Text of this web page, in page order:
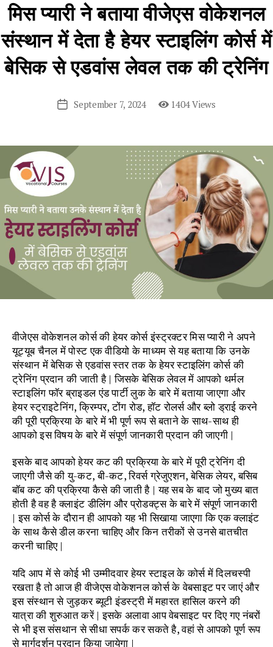
मिस प्यारी ने बताया वीजेएस वोकेशनल
संस्थान में देता है हेयर स्टाइलिंग कोर्स में
बेसिक से एडवांस लेवल तक की ट्रेनिंग
PostSeptember 7, 2024 1404 Views
वीजेएस वोकेशनल कोर्स की हेयर कोर्स इंस्ट्रक्टर मिस प्यारी ने अपने
यूट्यूब चैनल में पोस्ट एक वीडियो के माध्यम से यह बताया कि उनके
संस्थान में बेसिक से एडवांस स्तर तक के हेयर स्टाइलिंग कोर्स की
ट्रेनिंग प्रदान की जाती है | जिसके बेसिक लेवल में आपको थर्मल
स्टाइलिंग फॉर ब्राइडल एंड पार्टी लुक के बारे में बताया जाएगा और
हेयर स्ट्राइटेनिंग, क्रिम्पर, टोंग रोड, हॉट रोलर्स और ब्लो ड्राई करने
की पूरी प्रक्रिया के बारे में भी पूर्ण रूप से बताने के साथ-साथ ही
आपको इस विषय के बारे में संपूर्ण जानकारी प्रदान की जाएगी |
इसके बाद आपको हेयर कट की प्रक्रिया के बारे में पूरी ट्रेनिंग दी
जाएगी जैसे की यु-कट, बी-कट, रिवर्स ग्रेजुएशन, बेसिक लेयर, बसिब
बॉब कट की प्रक्रिया कैसे की जाती है | यह सब के बाद जो मुख्य बात
होती है वह है क्लाइंट डीलिंग और प्रोडक्ट्स के बारे में संपूर्ण जानकारी
| इस कोर्स के दौरान ही आपको यह भी सिखाया जाएगा कि एक क्लाइंट
के साथ कैसे डील करना चाहिए और किन तरीकों से उनसे बातचीत
करनी चाहिए |
यदि आप में से कोई भी उम्मीदवार हेयर स्टाइल के कोर्स में दिलचस्पी
रखता है तो आज ही वीजेएस वोकेशनल कोर्स के वेबसाइट पर जाएं और
इस संस्थान से जुड़कर ब्यूटी इंडस्ट्री में महारत हासिल करने की
यात्रा की शुरुआत करें | इसके अलावा आप वेबसाइट पर दिए गए नंबरों
से भी इस संसथान से सीधा सपर्क कर सकते है, वहां से आपको पूर्ण रूप
से मार्गदर्शन प्रदान किया जायेगा |